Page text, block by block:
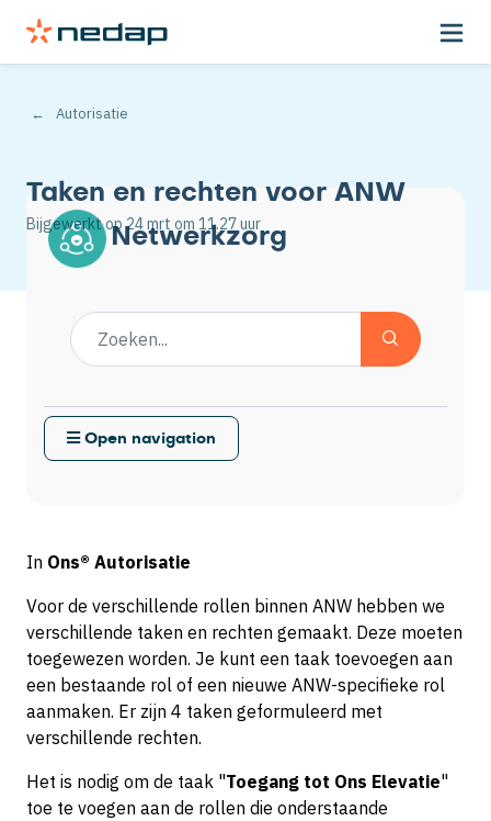
Autorisatie
Taken en rechten voor ANW
Bijgewerkt op24 mrt om 11.27 uur
In Ons® Autorisatie
Voor de verschillende rollen binnen ANW hebben we
verschillende taken en rechten gemaakt. Deze moeten
toegewezen worden. Je kunt een taak toevoegen aan
een bestaande rol of een nieuwe ANW-specifieke rol
aanmaken. Er zijn 4 taken geformuleerd met
verschillende rechten.
Het is nodig om de taak "Toegang tot Ons Elevatie"
toe te voegen aan de rollen die onderstaande
Netwerkzorg
Open navigation